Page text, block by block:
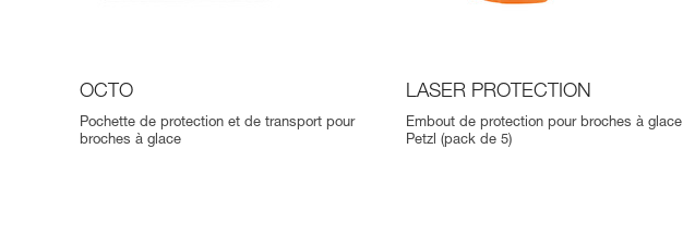
OCTO
Pochette de protection et de transport pour
broches à glace
LASER PROTECTION
Embout de protection pour broches à glace
Petzl (pack de 5)